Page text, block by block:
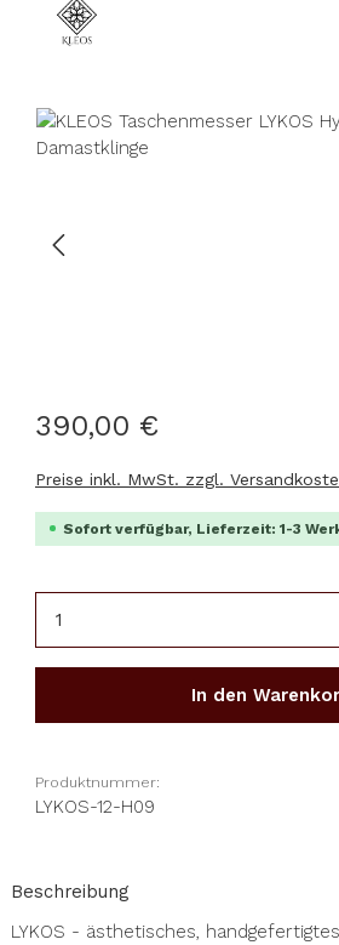
Bildergalerie überspringen
390,00 €
Preise inkl. MwSt. zzgl.
Sofort verfügbar, Lieferzeit: 1-3
In den
Produktnummer:
LYKOS-12-H09
Beschreibung
LYKOS - ästhetisches,